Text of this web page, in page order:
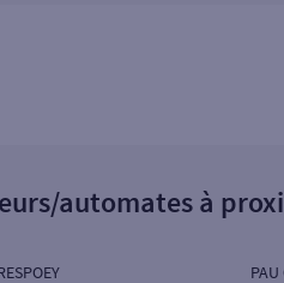
automates à
PAU